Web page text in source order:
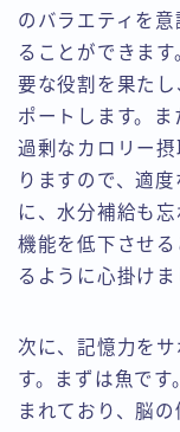
のバラエティを
ることができま
要な役割を果た
ポートします。ま
過剰なカロリー
りますので、適
に、水分補給も
機能を低下させ
るように心掛けま
次に、記憶力を
す。まずは魚で
まれており、脳